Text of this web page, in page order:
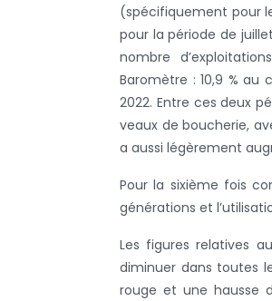
(spécifiquement pour
pour la période de
nombre
Baromètre : 10,9 % au
2022. Entre ces deux
veaux de boucherie,
a aussi légèrement
Pour la sixième fois
générations et
Les figures relatives
diminuer dans toutes
rouge et une hausse